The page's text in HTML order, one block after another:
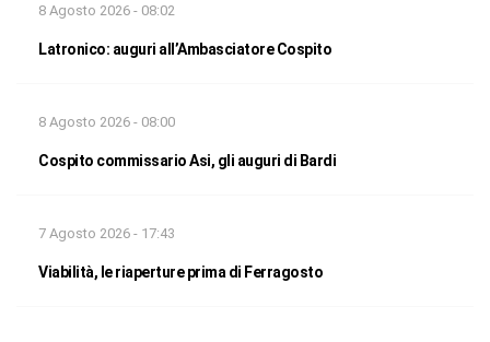
8 Agosto 2026 - 08:02
Latronico: auguri all’Ambasciatore Cospito
8 Agosto 2026 - 08:00
Cospito commissario Asi, gli auguri di Bardi
7 Agosto 2026 - 17:43
Viabilità, le riaperture prima di Ferragosto